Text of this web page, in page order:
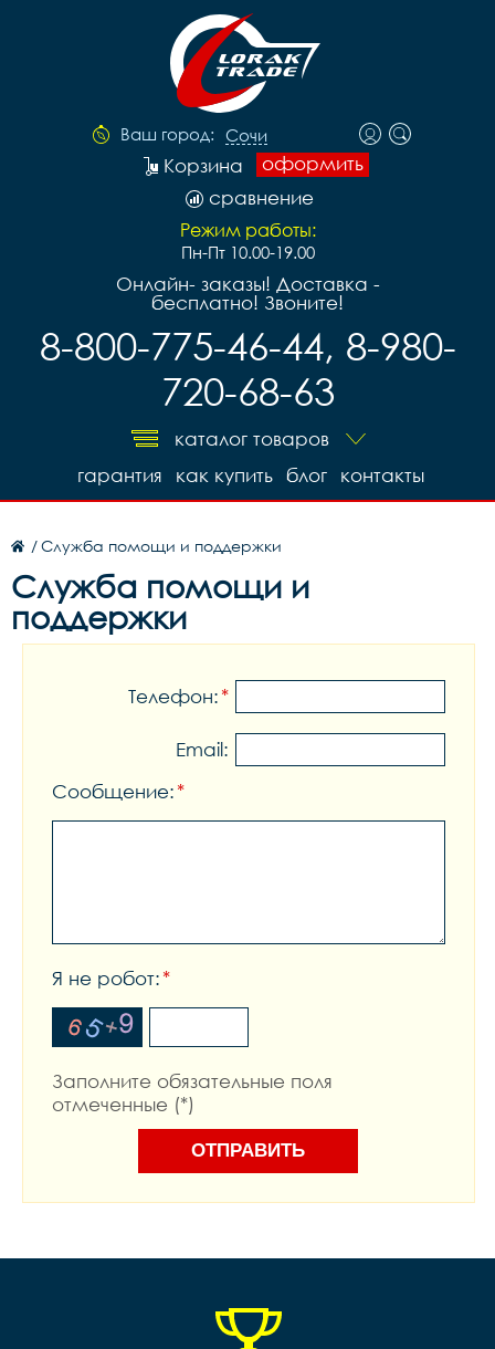
Ваш город: Сочи
оформить
Корзина
сравнение
Режим работы:
Пн-Пт 10.00-19.00
Онлайн- заказы! Доставка -
бесплатно! Звоните!
8-800-775-46-44, 8-980-
720-68-63
каталог товаров
контакты
блог
как купить
гарантия
/Служба помощи и поддержки
Служба помощи и
поддержки
Телефон:*
Email:
Сообщение:*
Я не робот:*
Заполните обязательные поля
отмеченные (*)